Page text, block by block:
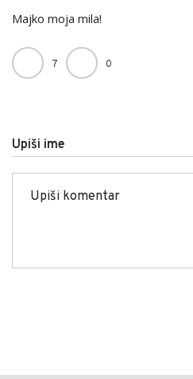
Majko moja mila!
7 0
Upiši ime